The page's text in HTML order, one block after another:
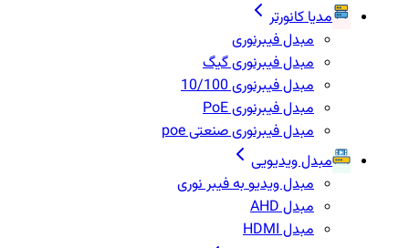
مدیا کانورتر
مبدل فیبرنوری
مبدل فیبرنوری گیگ
مبدل فیبرنوری 10/100
مبدل فیبرنوری PoE
مبدل فیبرنوری صنعتی poe
مبدل ویدیویی
مبدل ویدیو به فیبر نوری
مبدل AHD
مبدل HDMI